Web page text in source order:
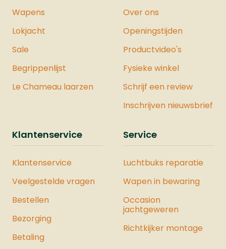
van onderdelen vóór
montageUniverseel inzetbaar in
industrie, horeca, sport en
huishoudingZuinig en krachtig in
gebruikBevat geen nitro-
oplosmiddelMilieuvriendelijk, biologisch
afbreekbaar door foto-oxidatie
Wapens
Lokjacht
Sale
Begrippenlijst
Le Chameau laarzen
Over ons
Openingstijden
Productvideo's
Fysieke winkel
Schrijf een review
Inschrijven nieuwsbrief
Klantenservice
Klantenservice
Veelgestelde vragen
Bestellen
Bezorging
Betaling
Service
Luchtbuks reparatie
Wapen in bewaring
Occasion
jachtgeweren
Richtkijker montage